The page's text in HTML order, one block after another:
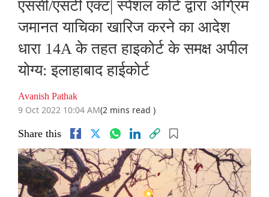
एससी/एसटी एक्ट| स्पेशल कोर्ट द्वारा अग्रिम
जमानत याचिका खारिज करने का आदेश
धारा 14A के तहत हाइकोर्ट के समक्ष अपील
योग्य: इलाहाबाद हाईकोर्ट
Avanish Pathak
9 Oct 2022 10:04 AM(2 mins read )
Share this